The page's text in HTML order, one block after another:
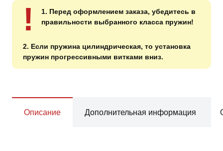
!
1. Перед оформлением заказа, убедитесь в
правильности выбранного класса пружин!
2. Если пружина цилиндрическая, то установка
пружин прогрессивными витками вниз.
Описание Дополнительная информация